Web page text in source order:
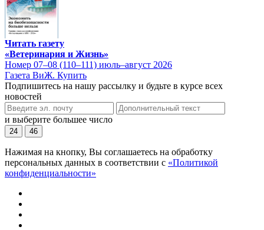
Читать газету
«Ветеринария и Жизнь»
Номер 07–08 (110–111) июль–август 2026
Газета ВиЖ. Купить
Подпишитесь на нашу рассылку и будьте в курсе всех
новостей
и выберите большее число
24 46
Нажимая на кнопку, Вы соглашаетесь на обработку
персональных данных в соответствии с «Политикой
конфиденциальности»